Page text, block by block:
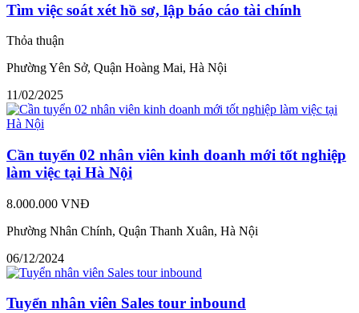
Tìm việc soát xét hồ sơ, lập báo cáo tài chính
Thỏa thuận
Phường Yên Sở, Quận Hoàng Mai, Hà Nội
11/02/2025
Cần tuyển 02 nhân viên kinh doanh mới tốt nghiệp
làm việc tại Hà Nội
8.000.000 VNĐ
Phường Nhân Chính, Quận Thanh Xuân, Hà Nội
06/12/2024
Tuyển nhân viên Sales tour inbound